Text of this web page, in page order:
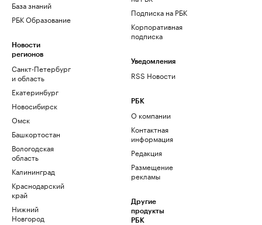
База знаний
РБК Образование
Новости
регионов
Санкт-Петербург
и область
Екатеринбург
Новосибирск
Омск
Башкортостан
Вологодская
область
Калининград
Краснодарский
край
Нижний
Новгород
Подписка на РБК
Корпоративная
подписка
Уведомления
RSS Новости
РБК
О компании
Контактная
информация
Редакция
Размещение
рекламы
Другие
продукты
РБК